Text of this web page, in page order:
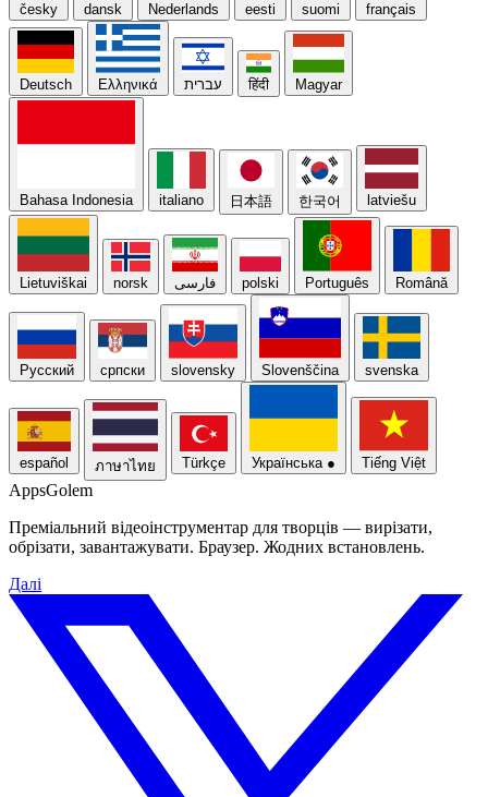
česky dansk Nederlands eesti suomi français
Deutsch Ελληνικά עברית हिंदी Magyar
Bahasa Indonesia italiano 日本語 한국어 latviešu
Lietuviškai norsk فارسی polski Português Română
Русский српски slovensky Slovenščina svenska
español ภาษาไทย Türkçe Українська ● Tiếng Việt
AppsGolem
Преміальний відеоінструментар для творців — вирізати,
обрізати, завантажувати. Браузер. Жодних встановлень.
Далі